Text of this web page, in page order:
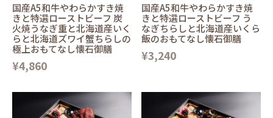
国産A5和牛やわらかすき焼
きと特選ローストビーフ 炭
火焼うなぎ重と北海道産いく
らと北海道ズワイ蟹ちらしの
極上おもてなし懐石御膳
¥4,860
国産A5和牛やわらかすき焼
きと特選ローストビーフ う
なぎちらしと北海道産いくら
飯のおもてなし懐石御膳
¥3,240